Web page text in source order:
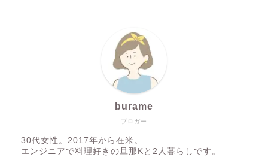
ブロガー
burame
30代女性。2017年から在米。
エンジニアで料理好きの旦那Kと2人暮らしです。